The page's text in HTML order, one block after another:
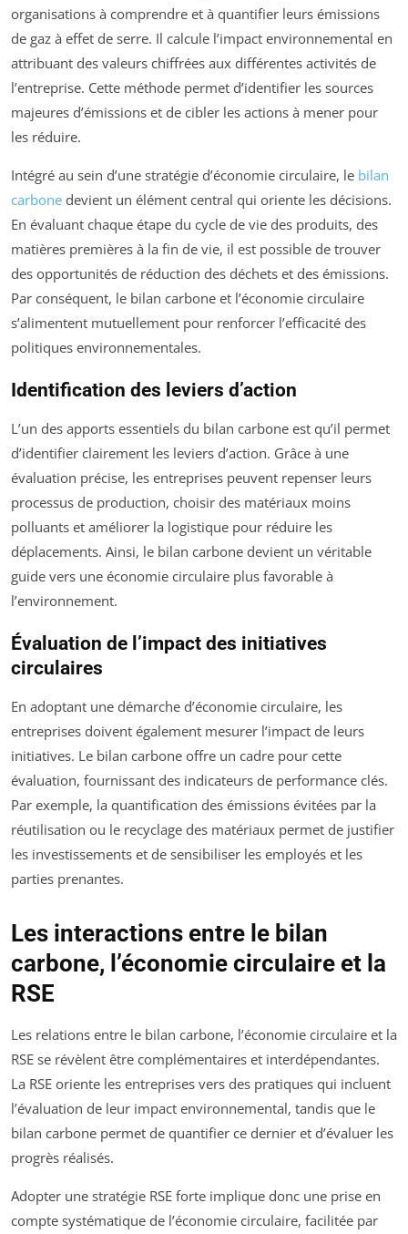
organisations à comprendre et à quantifier leurs émissions
de gaz à effet de serre. Il calcule l’impact environnemental en
attribuant des valeurs chiffrées aux différentes activités de
l’entreprise. Cette méthode permet d’identifier les sources
majeures d’émissions et de cibler les actions à mener pour
les réduire.
Intégré au sein d’une stratégie d’économie circulaire, le bilan
carbone devient un élément central qui oriente les décisions.
En évaluant chaque étape du cycle de vie des produits, des
matières premières à la fin de vie, il est possible de trouver
des opportunités de réduction des déchets et des émissions.
Par conséquent, le bilan carbone et l’économie circulaire
s’alimentent mutuellement pour renforcer l’efficacité des
politiques environnementales.
Identification des leviers d’action
L’un des apports essentiels du bilan carbone est qu’il permet
d’identifier clairement les leviers d’action. Grâce à une
évaluation précise, les entreprises peuvent repenser leurs
processus de production, choisir des matériaux moins
polluants et améliorer la logistique pour réduire les
déplacements. Ainsi, le bilan carbone devient un véritable
guide vers une économie circulaire plus favorable à
l’environnement.
Évaluation de l’impact des initiatives
circulaires
En adoptant une démarche d’économie circulaire, les
entreprises doivent également mesurer l’impact de leurs
initiatives. Le bilan carbone offre un cadre pour cette
évaluation, fournissant des indicateurs de performance clés.
Par exemple, la quantification des émissions évitées par la
réutilisation ou le recyclage des matériaux permet de justifier
les investissements et de sensibiliser les employés et les
parties prenantes.
Les interactions entre le bilan
carbone, l’économie circulaire et la
RSE
Les relations entre le bilan carbone, l’économie circulaire et la
RSE se révèlent être complémentaires et interdépendantes.
La RSE oriente les entreprises vers des pratiques qui incluent
l’évaluation de leur impact environnemental, tandis que le
bilan carbone permet de quantifier ce dernier et d’évaluer les
progrès réalisés.
Adopter une stratégie RSE forte implique donc une prise en
compte systématique de l’économie circulaire, facilitée par